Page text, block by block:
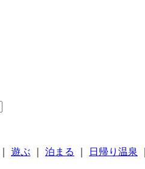
遊ぶ 泊まる 日帰り温泉